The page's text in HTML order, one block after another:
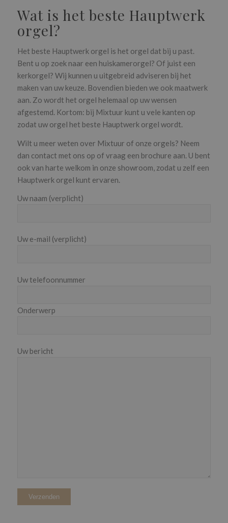
Wat is het beste Hauptwerk
orgel?
Het beste Hauptwerk orgel is het orgel dat bij u past.
Bent u op zoek naar een huiskamerorgel? Of juist een
kerkorgel? Wij kunnen u uitgebreid adviseren bij het
maken van uw keuze. Bovendien bieden we ook maatwerk
aan. Zo wordt het orgel helemaal op uw wensen
afgestemd. Kortom: bij Mixtuur kunt u vele kanten op
zodat uw orgel het beste Hauptwerk orgel wordt.
Wilt u meer weten over Mixtuur of onze orgels? Neem
dan contact met ons op of vraag een brochure aan. U bent
ook van harte welkom in onze showroom, zodat u zelf een
Hauptwerk orgel kunt ervaren.
Uw naam (verplicht)
Uw e-mail (verplicht)
Uw telefoonnummer
Onderwerp
Uw bericht